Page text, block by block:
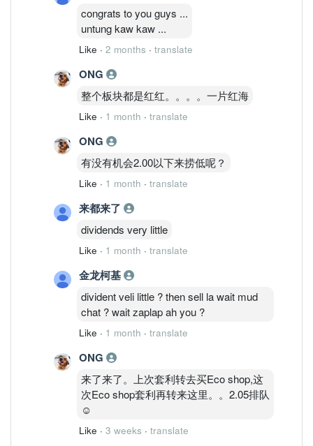
congrats to you guys ...
untung kaw kaw ...
Like · 2 months · translate
ONG
整个板块都是红红。。。。一片红海
Like · 1 month · translate
ONG
有没有机会2.00以下来捞低呢？
Like · 1 month · translate
来都来了
dividends very little
Like · 1 month · translate
金龙柯基
divident veli little ? then sell la wait mud
chat ? wait zaplap ah you ?
Like · 1 month · translate
ONG
来了来了。上次套利转去买Eco shop,这
次Eco shop套利再转来这里。。2.05排队
☺️
Like · 3 weeks · translate